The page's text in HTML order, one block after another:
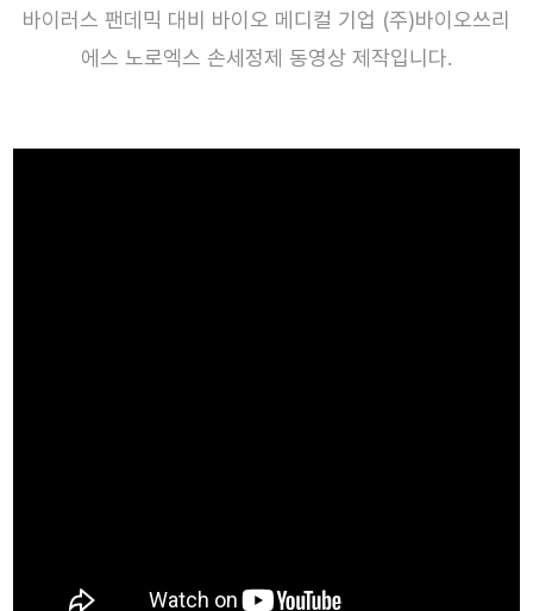
바이러스 팬데믹 대비 바이오 메디컬 기업 (주)바이오쓰리
에스 노로엑스 손세정제 동영상 제작입니다.